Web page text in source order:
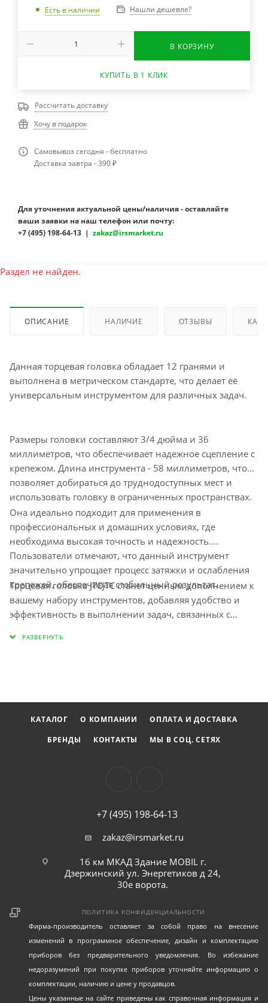
Есть в наличии Нашли дешевле?
В КОРЗИНУ
КУПИТЬ В 1 КЛИК
Рассчитать доставку
Хочу в подарок
Самовывоз сегодня - бесплатно
Доставка завтра - 390 ₽
Для уточнения актуальной цены/наличия - оставляйте
ваши заявки на наш телефон или почту:
+7 (495) 198-64-13 | zakaz@irsmarket.ru
Раздел не найден.
ОПИСАНИЕ НАЛИЧИЕ ОТЗЫВЫ КАК
Данная торцевая головка обладает 12 гранями и
выполнена в метрическом стандарте, что делает её
универсальным инструментом для различных задач.
Размеры головки составляют 3/4 дюйма и 36
миллиметров, что обеспечивает надежное сцепление с
крепежом. Длина инструмента - 58 миллиметров, что
позволяет добираться до труднодоступных мест и
использовать головку в ограниченных пространствах.
Она идеально подходит для применения в
профессиональных и домашних условиях, где
необходима высокая точность и надежность.
Пользователи отмечают, что данный инструмент
значительно упрощает процесс затяжки и ослабления
крепежей, обеспечивая стабильный результат.
Торцевая головка JTCJTC станет ценным дополнением к
вашему набору инструментов, добавляя удобство и
эффективность в выполнении задач, связанных с
КАТАЛОГ О КОМПАНИИ
ОПЛАТА И ДОСТАВКА
БРЕНДЫ
КОНТАКТЫ МЫ В СОЦ. СЕТЯХ
+7 (495) 198-64-13
zakaz@irsmarket.ru
16 км МКАД Здание MOBIL г.
Дзержинский ул. Энергетиков д 24,
30е ворота.
ПОЛИТИКА КОНФИДЕНЦИАЛЬНОСТИ
Фирма-производитель оставляет за собой право на внесение
изменений в программное обеспечение, дизайн и комплектацию
приборов без предварительного уведомления. Во избежание
недоразумений при покупке приборов уточняйте информацию о
комплектации, наличию и цене у продавцов.
Цены указанные на сайте приведены как справочная информация и